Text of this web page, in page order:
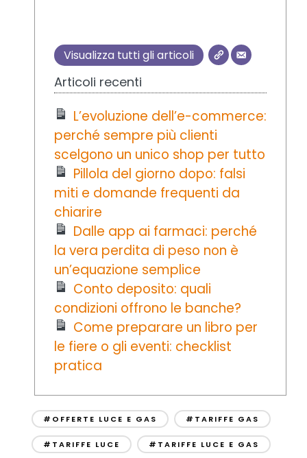
Visualizza tutti gli articoli
Articoli recenti
L’evoluzione dell’e-commerce:
perché sempre più clienti
scelgono un unico shop per tutto
Pillola del giorno dopo: falsi
miti e domande frequenti da
chiarire
Dalle app ai farmaci: perché
la vera perdita di peso non è
un’equazione semplice
Conto deposito: quali
condizioni offrono le banche?
Come preparare un libro per
le fiere o gli eventi: checklist
pratica
#OFFERTE LUCE E GAS #TARIFFE GAS
#TARIFFE LUCE #TARIFFE LUCE E GAS